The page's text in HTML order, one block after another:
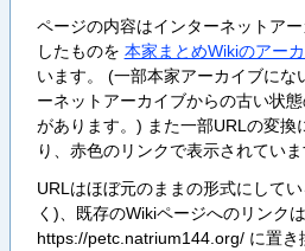
ページの内容はインターネットア
したものを 本家まとめWikiのアー
います。 (一部本家アーカイブにな
ーネットアーカイブからの古い状
があります。) また一部URLの変換
り、赤色のリンクで表示されていま
URLはほぼ元のままの形式にして
く)、既存のWikiページへのリンク
https://petc.natrium144.org/ に置き